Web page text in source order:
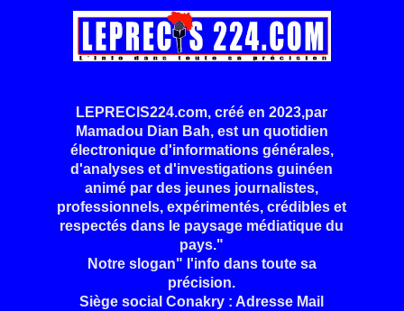
LEPRECIS224.com, créé en 2023,par
Mamadou Dian Bah, est un quotidien
électronique d'informations générales,
d'analyses et d'investigations guinéen
animé par des jeunes journalistes,
professionnels, expérimentés, crédibles et
respectés dans le paysage médiatique du
pays."
Notre slogan" l'info dans toute sa
précision.
Siège social Conakry : Adresse Mail